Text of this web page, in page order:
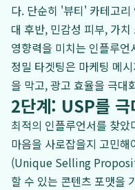
다. 단순히 '뷰티' 카테고
대 후반, 민감성 피부, 가
영향력을 미치는 인플루
정밀 타겟팅은 마케팅 메
을 막고, 광고 효율을 극대
2단계: USP를 극
최적의 인플루언서를 찾
마음을 사로잡을지 고민
(Unique Selling
할 수 있는 콘텐츠 포맷을